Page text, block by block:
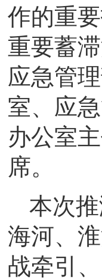
作的重
重要蓄
应急管
室、应
办公室
席。
本次
海河、
战牵引